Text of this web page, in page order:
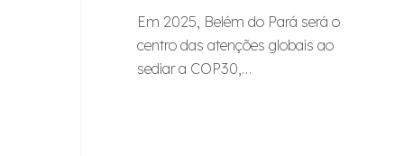
Em 2025, Belém do Pará será o
centro das atenções globais ao
sediar a COP30,…